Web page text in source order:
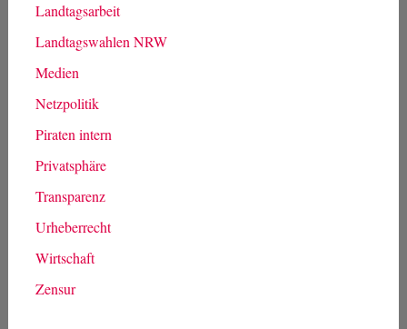
Landtagsarbeit
Landtagswahlen NRW
Medien
Netzpolitik
Piraten intern
Privatsphäre
Transparenz
Urheberrecht
Wirtschaft
Zensur